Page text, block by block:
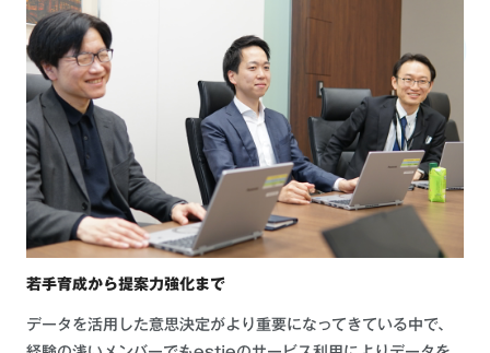
若手育成から提案力強化まで
データを活用した意思決定がより重要になってきている中で、